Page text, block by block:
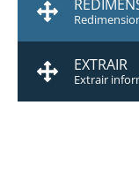
EXTRAIR
Extrair